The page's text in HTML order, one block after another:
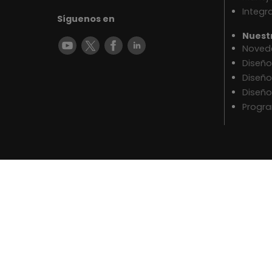
Síguenos en